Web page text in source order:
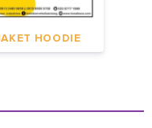
HOODIE